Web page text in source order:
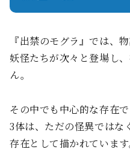
『出禁のモグラ』では、
妖怪たちが次々と登場し
ん。
その中でも中心的な存在で
3体は、ただの怪異ではな
存在として描かれています